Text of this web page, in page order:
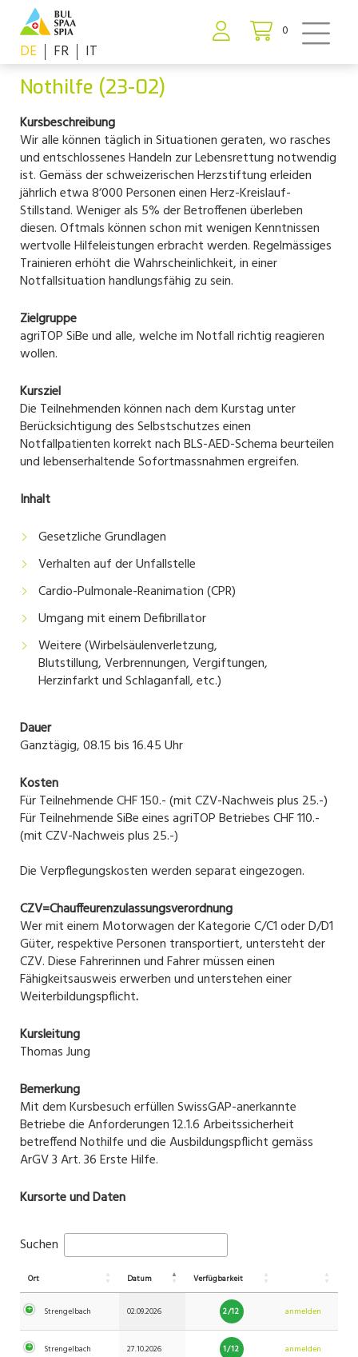
0
DE FR IT
Nothilfe (23-02)
Kursbeschreibung
Wir alle können täglich in Situationen geraten, wo rasches
und entschlossenes Handeln zur Lebensrettung notwendig
ist. Gemäss der schweizerischen Herzstiftung erleiden
jährlich etwa 8‘000 Personen einen Herz-Kreislauf-
Stillstand. Weniger als 5% der Betroffenen überleben
diesen. Oftmals können schon mit wenigen Kenntnissen
wertvolle Hilfeleistungen erbracht werden. Regelmässiges
Trainieren erhöht die Wahrscheinlichkeit, in einer
Notfallsituation handlungsfähig zu sein.
Zielgruppe
agriTOP SiBe und alle, welche im Notfall richtig reagieren
wollen.
Kursziel
Die Teilnehmenden können nach dem Kurstag unter
Berücksichtigung des Selbstschutzes einen
Notfallpatienten korrekt nach BLS-AED-Schema beurteilen
und lebenserhaltende Sofortmassnahmen ergreifen.
Inhalt
Gesetzliche Grundlagen
Verhalten auf der Unfallstelle
Cardio-Pulmonale-Reanimation (CPR)
Umgang mit einem Defibrillator
Weitere (Wirbelsäulenverletzung,
Blutstillung, Verbrennungen, Vergiftungen,
Herzinfarkt und Schlaganfall, etc.)
Dauer
Ganztägig, 08.15 bis 16.45 Uhr
Kosten
Für Teilnehmende CHF 150.- (mit CZV-Nachweis plus 25.-)
Für Teilnehmende SiBe eines agriTOP Betriebes CHF 110.-
(mit CZV-Nachweis plus 25.-)
Die Verpflegungskosten werden separat eingezogen.
CZV=Chauffeurenzulassungsverordnung
Wer mit einem Motorwagen der Kategorie C/C1 oder D/D1
Güter, respektive Personen transportiert, untersteht der
CZV. Diese Fahrerinnen und Fahrer müssen einen
Fähigkeitsausweis erwerben und unterstehen einer
Weiterbildungspflicht.
Kursleitung
Thomas Jung
Bemerkung
Mit dem Kursbesuch erfüllen SwissGAP-anerkannte
Betriebe die Anforderungen 12.1.6 Arbeitssicherheit
betreffend Nothilfe und die Ausbildungspflicht gemäss
ArGV 3 Art. 36 Erste Hilfe.
Kursorte und Daten
Suchen
Ort Datum Verfügbarkeit
Strengelbach 02.09.2026 2/12 anmelden
Strengelbach 27.10.2026 1/12 anmelden